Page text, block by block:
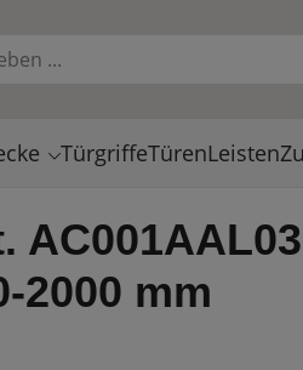
TürgriffeTürenLeisten
2000 mm